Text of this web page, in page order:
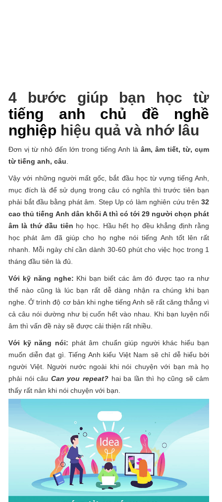
4 bước giúp bạn học từ
tiếng anh chủ đề nghề
nghiệp hiệu quả và nhớ lâu
Đơn vị từ nhỏ đến lớn trong tiếng Anh làâm, âm tiết, từ, cụm
từ tiếng anh, câu
Vậy với những người mất gốc, bắt đầu học từ vựng tiếng Anh,
mục đích là để sử dụng trong câu có nghĩa thì trước tiên bạn
phải bắt đầu bằng phát âm. Step Up có làm nghiên cứu trên32
cao thủ tiếng Anh dân khối A thì có tới 29 người chọn phát
âm là thứ đầu tiên họ học. Hầu hết họ đều khẳng định rằng
học phát âm đã giúp cho họ nghe nói tiếng Anh tốt lên rất
nhanh. Mỗi ngày chỉ cần dành 30-60 phút cho việc học trong 1
tháng đầu tiên là đủ.
Với kỹ năng nghe: Khi bạn biết các âm đó được tạo ra như
thế nào cũng là lúc bạn rất dễ dàng nhận ra chúng khi bạn
nghe. Ở trình độ cơ bản khi nghe tiếng Anh sẽ rất căng thẳng vì
cả câu nói dường như bị cuốn hết vào nhau. Khi bạn luyện nối
âm thì vấn đề này sẽ được cải thiện rất nhiều.
Với kỹ năng nói: phát âm chuẩn giúp người khác hiểu bạn
muốn diễn đạt gì. Tiếng Anh kiểu Việt Nam sẽ chỉ dễ hiểu bởi
người Việt. Người nước ngoài khi nói chuyện với bạn mà họ
phải nói câu Can you repeat? hai ba lần thì họ cũng sẽ cảm
thấy rất nản khi nói chuyện với bạn.